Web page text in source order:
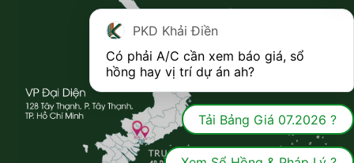
PKD Khải Điền
Có phải A/C cần xem báo giá, sổ
hồng hay vị trí dự án ah?
Tải Bảng Giá 07.2026 ?